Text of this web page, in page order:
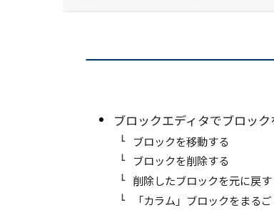
ブロックエディタでブロッ
ブロックを移動する
ブロックを削除する
削除したブロックを元に戻す
「カラム」ブロックをまる